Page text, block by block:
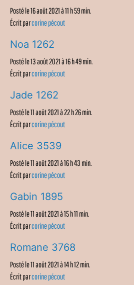
Posté le 16 août 2021 à 11 h 59 min.
Écrit parcorine pécout
Noa 1262
Posté le 13 août 2021 à 16 h 49 min.
Écrit parcorine pécout
Jade 1262
Posté le 11 août 2021 à 22 h 26 min.
Écrit parcorine pécout
Alice 3539
Posté le 11 août 2021 à 16 h 43 min.
Écrit parcorine pécout
Gabin 1895
Posté le 11 août 2021 à 15 h 11 min.
Écrit parcorine pécout
Romane 3768
Posté le 11 août 2021 à 14 h 12 min.
Écrit parcorine pécout